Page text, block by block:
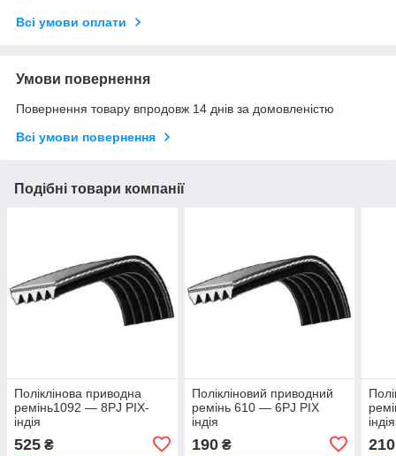
Всі умови оплати
Умови повернення
Повернення товару впродовж 14 днів за домовленістю
Всі умови повернення
Подібні товари компанії
Поліклінова приводна
ремінь1092 — 8PJ PIX-
індія
525 ₴
Полікліновий приводний
ремінь 610 — 6PJ PIX
індія
190₴
індія
210